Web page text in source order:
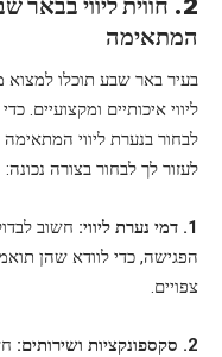
המתאימה
בעיר באר שבע תוכלו למצוא
ליווי איכותיים ומקצועיים.
לבחור בנערת ליווי
לעזור לך לבחור בצורה נכונה:
1. דמי נערת ליווי:
חשוב
הפגישה, כדי לוודא שהן
צפויים.
2. סקספונקציות ושירותים: